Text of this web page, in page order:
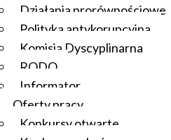
Działania prorównościowe
Polityka antykorupcyjna
Komisja Dyscyplinarna
RODO
Informator
Oferty pracy
Konkursy otwarte